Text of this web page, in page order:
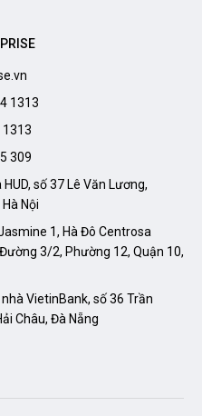
1313
1313
309
số 37 Lê Văn Lương,
Nội
1, Hà Đô Centrosa
3/2, Phường 12, Quận 10,
VietinBank, số 36 Trần
Châu, Đà Nẵng